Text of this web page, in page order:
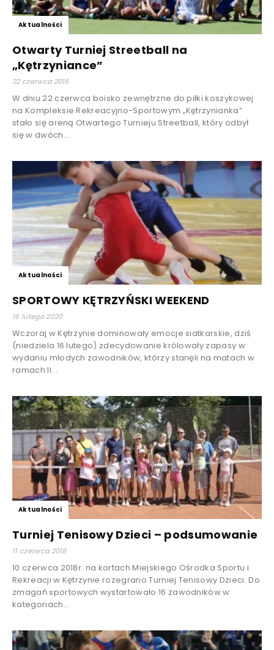
Aktualności
Otwarty Turniej Streetball na
„Kętrzyniance”
22 czerwca 2016
W dniu 22 czerwca boisko zewnętrzne do piłki koszykowej
na Kompleksie Rekreacyjno-Sportowym „Kętrzynianka”
stało się areną Otwartego Turnieju Streetball, który odbył
się w dwóch...
Aktualności
SPORTOWY KĘTRZYŃSKI WEEKEND
16 lutego 2020
Wczoraj w Kętrzynie dominowały emocje siatkarskie, dziś
(niedziela 16 lutego) zdecydowanie królowały zapasy w
wydaniu młodych zawodników, którzy stanęli na matach w
ramach II...
Aktualności
Turniej Tenisowy Dzieci – podsumowanie
11 czerwca 2018
10 czerwca 2018r. na kortach Miejskiego Ośrodka Sportu i
Rekreacji w Kętrzynie rozegrano Turniej Tenisowy Dzieci. Do
zmagań sportowych wystartowało 16 zawodników w
kategoriach...